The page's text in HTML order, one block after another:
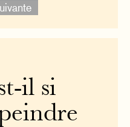
il si